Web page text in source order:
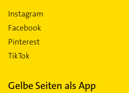
Instagram
Facebook
Pinterest
TikTok
Gelbe Seiten als App